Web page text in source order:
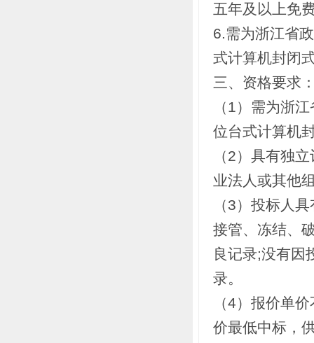
五年及以上免
6.需为浙江省
式计算机封闭
三、资格要求
（1）需为浙
位台式计算机
（2）具有独
业法人或其他
（3）投标人
接管、冻结、
良记录;没有因
录。
（4）报价单
价最低中标，